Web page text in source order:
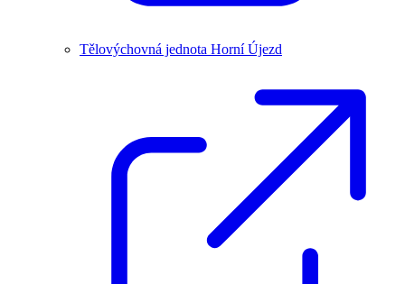
Tělovýchovná jednota Horní Újezd